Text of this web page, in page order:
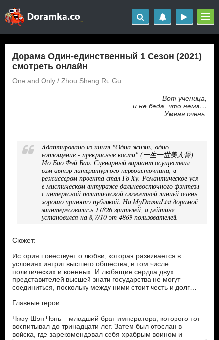
Дорама Один-единственный 1 Сезон (2021)
смотреть онлайн
One and Only / Zhou Sheng Ru Gu
Вот ученица,
и не беда, что нема…
Умная очень.
Адаптировано из книги "Одна жизнь, одно
воплощение - прекрасные кости" (一生一世美人骨)
Мо Бао Фэй Бао. Сценарный вариант осуществил
сам автор литературного первоисточника, а
режиссером проекта стал Го Ху. Романтическое уся
в мистическом антураже дальневосточного фэнтези
с интересной политической сюжетной линией очень
хорошо принято публикой. На MyDramaList дорамой
заинтересовались 11826 зрителей, а рейтинг
установился на 8,7/10 от 4869 пользователей.
Сюжет:
История повествует о любви, которая развивается в
условиях интриг высшего общества, в том числе
политических и военных. И любящие сердца двух
представителей высшей знати государства не могут
соединиться, поскольку между ними стоит честь и долг…
Главные герои:
Чжоу Шэн Чэнь – младший брат императора, которого тот
воспитывал до тринадцати лет. Затем был отослан в
войска, где зарекомендовал себя храбрым воином и